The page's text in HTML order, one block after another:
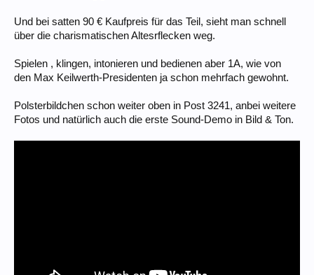
Und bei satten 90 € Kaufpreis für das Teil, sieht man schnell
über die charismatischen Altesrflecken weg.
Spielen , klingen, intonieren und bedienen aber 1A, wie von
den Max Keilwerth-Presidenten ja schon mehrfach gewohnt.
Polsterbildchen schon weiter oben in Post 3241, anbei weitere
Fotos und natürlich auch die erste Sound-Demo in Bild & Ton.